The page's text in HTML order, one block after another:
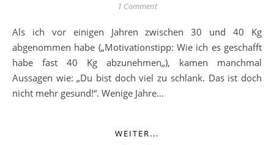
1 Comment
Als ich vor einigen Jahren zwischen 30 und 40 Kg
abgenommen habe („Motivationstipp: Wie ich es geschafft
habe fast 40 Kg abzunehmen„), kamen manchmal
Aussagen wie: „Du bist doch viel zu schlank. Das ist doch
nicht mehr gesund!“. Wenige Jahre…
WEITER...